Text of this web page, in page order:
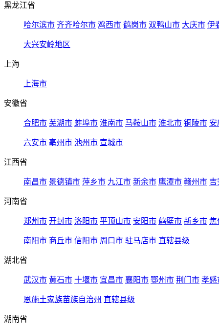
黑龙江省
哈尔滨市 齐齐哈尔市 鸡西市 鹤岗市 双鸭山市 大庆市 伊
大兴安岭地区
上海
上海市
安徽省
合肥市 芜湖市 蚌埠市 淮南市 马鞍山市 淮北市 铜陵市 安
六安市 亳州市 池州市 宣城市
江西省
南昌市 景德镇市 萍乡市 九江市 新余市 鹰潭市 赣州市 吉
河南省
郑州市 开封市 洛阳市 平顶山市 安阳市 鹤壁市 新乡市 焦
南阳市 商丘市 信阳市 周口市 驻马店市 直辖县级
湖北省
武汉市 黄石市 十堰市 宜昌市 襄阳市 鄂州市 荆门市 孝感
恩施土家族苗族自治州 直辖县级
湖南省